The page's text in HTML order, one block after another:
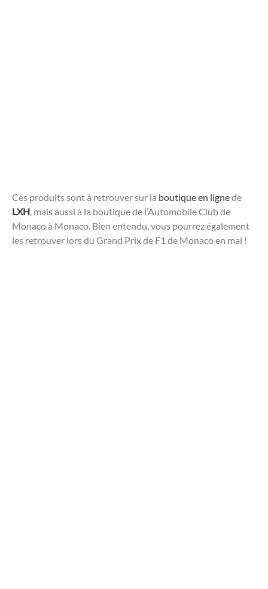
Ces produits sont à retrouver sur la boutique en lignede
LXH, mais aussi à la boutique de l’Automobile Club de
Monaco à Monaco. Bien entendu, vous pourrez également
les retrouver lors du Grand Prix de F1 de Monaco en mai !